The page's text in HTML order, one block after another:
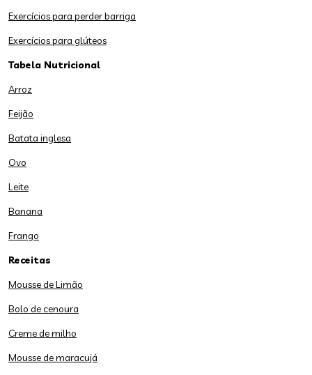
Exercícios para perder barriga
Exercícios para glúteos
Tabela Nutricional
Arroz
Feijão
Batata inglesa
Ovo
Leite
Banana
Frango
Receitas
Mousse de Limão
Bolo de cenoura
Creme de milho
Mousse de maracujá